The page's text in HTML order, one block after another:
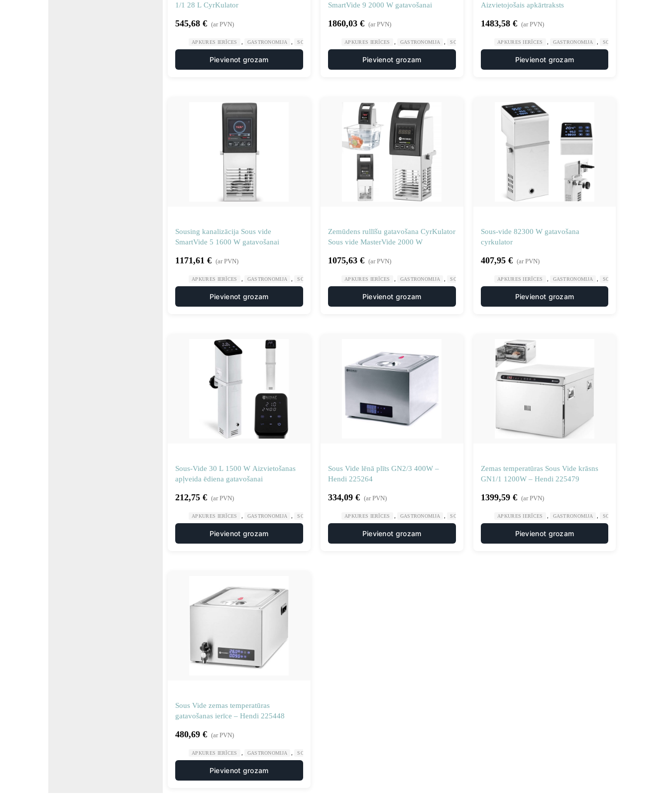
1/1 28 L CyrKulator
545,68 € (ar PVN)
APKURES IERĪCES GASTRONOMIJA SOUIS VIDE APRĪKOJUMS , VIRTUVE
Pievienot grozam
SmartVide 9 2000 W gatavošanai
1860,03 € (ar PVN)
APKURES IERĪCES GASTRONOMIJA SOUIS VIDE APRĪKOJUMS , VIRTUVE
Pievienot grozam
Aizvietojošais apkārtraksts
1483,58 € (ar PVN)
APKURES IERĪCES GASTRONOMIJA SOUIS VIDE APRĪKOJUMS
Pievienot grozam
Sousing kanalizācija Sous vide
SmartVide 5 1600 W gatavošanai
1171,61 € (ar PVN)
APKURES IERĪCES GASTRONOMIJA SOUIS VIDE APRĪKOJUMS , VIRTUVE
Pievienot grozam
Zemūdens rullīšu gatavošana CyrKulator
Sous vide MasterVide 2000 W
1075,63 € (ar PVN)
APKURES IERĪCES GASTRONOMIJA SOUIS VIDE APRĪKOJUMS , VIRTUVE
Pievienot grozam
Sous-vide 82300 W gatavošana
cyrkulator
407,95 € (ar PVN)
APKURES IERĪCES GASTRONOMIJA SOUIS VIDE APRĪKOJUMS
Pievienot grozam
Sous-Vide 30 L 1500 W Aizvietošanas
apļveida ēdiena gatavošanai
212,75 € (ar PVN)
APKURES IERĪCES GASTRONOMIJA SOUIS VIDE APRĪKOJUMS , VIRTUVE
Pievienot grozam
Sous Vide lēnā plīts GN2/3 400W –
Hendi 225264
334,09 € (ar PVN)
APKURES IERĪCES GASTRONOMIJA SOUIS VIDE APRĪKOJUMS , VIRTUVE
Pievienot grozam
Zemas temperatūras Sous Vide krāsns
GN1/1 1200W – Hendi 225479
1399,59 € (ar PVN)
APKURES IERĪCES GASTRONOMIJA SOUIS VIDE APRĪKOJUMS
Pievienot grozam
Sous Vide zemas temperatūras
gatavošanas ierīce – Hendi 225448
480,69 € (ar PVN)
APKURES IERĪCES GASTRONOMIJA SOUIS VIDE APRĪKOJUMS
Pievienot grozam